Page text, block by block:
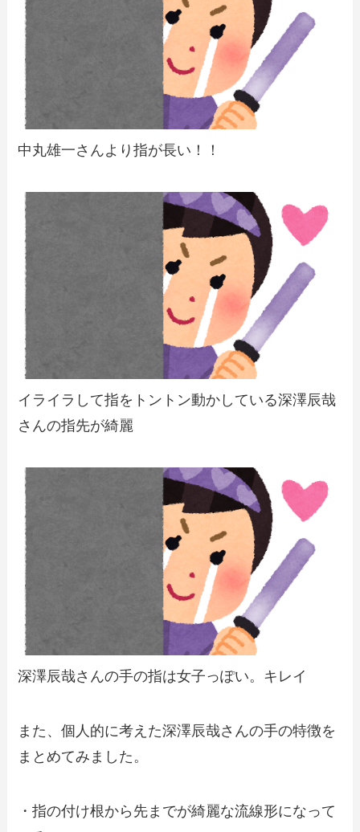
中丸雄一さんより指が長い！！
イライラして指をトントン動かしている深澤辰哉
さんの指先が綺麗
深澤辰哉さんの手の指は女子っぽい。キレイ
また、個人的に考えた深澤辰哉さんの手の特徴を
まとめてみました。
・指の付け根から先までが綺麗な流線形になって